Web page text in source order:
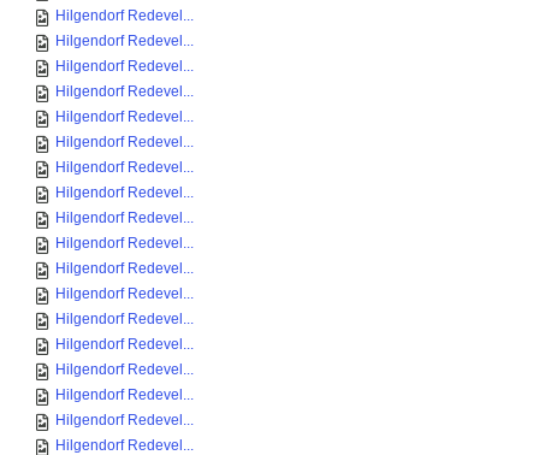
Hilgendorf Redevel...
Hilgendorf Redevel...
Hilgendorf Redevel...
Hilgendorf Redevel...
Hilgendorf Redevel...
Hilgendorf Redevel...
Hilgendorf Redevel...
Hilgendorf Redevel...
Hilgendorf Redevel...
Hilgendorf Redevel...
Hilgendorf Redevel...
Hilgendorf Redevel...
Hilgendorf Redevel...
Hilgendorf Redevel...
Hilgendorf Redevel...
Hilgendorf Redevel...
Hilgendorf Redevel...
Hilgendorf Redevel...